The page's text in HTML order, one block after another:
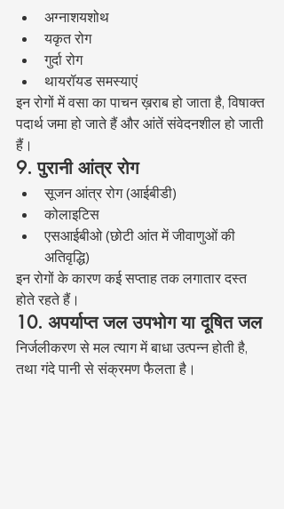
अग्नाशयशोथ
यकृत रोग
गुर्दा रोग
थायरॉयड समस्याएं
इन रोगों में वसा का पाचन ख़राब हो जाता है, विषाक्त
पदार्थ जमा हो जाते हैं और आंतें संवेदनशील हो जाती
हैं।
9. पुरानी आंत्र रोग
सूजन आंत्र रोग (आईबीडी)
कोलाइटिस
एसआईबीओ (छोटी आंत में जीवाणुओं की
अतिवृद्धि)
इन रोगों के कारण कई सप्ताह तक लगातार दस्त
होते रहते हैं।
10. अपर्याप्त जल उपभोग या दूषित जल
निर्जलीकरण से मल त्याग में बाधा उत्पन्न होती है,
तथा गंदे पानी से संक्रमण फैलता है।